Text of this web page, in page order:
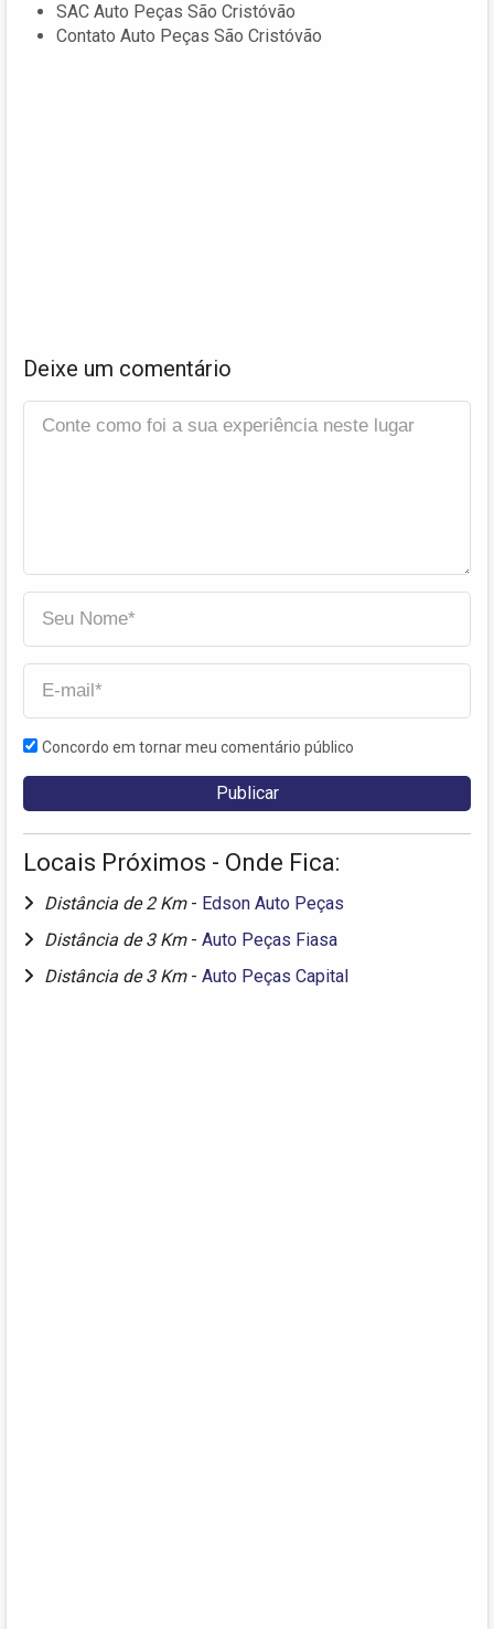
SAC Auto Peças São Cristóvão
Contato Auto Peças São Cristóvão
Deixe um comentário
Concordo em tornar meu comentário público
Locais Próximos - Onde Fica:
Distância de 2 Km - Edson Auto Peças
Distância de 3 Km - Auto Peças Fiasa
Distância de 3 Km - Auto Peças Capital